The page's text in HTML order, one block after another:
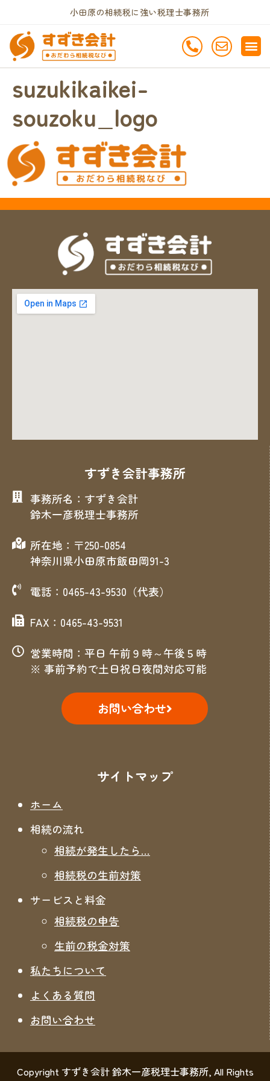
小田原の相続税に強い税理士事務所
suzukikaikei-
souzoku_logo
すずき会計事務所
事務所名：すずき会計
鈴木一彦税理士事務所
所在地：〒250-0854
神奈川県小田原市飯田岡91-3
電話：0465-43-9530（代表）
FAX：0465-43-9531
営業時間：平日 午前９時～午後５時
※ 事前予約で土日祝日夜間対応可能
お問い合わせ
サイトマップ
ホーム
相続の流れ
相続が発生したら…
相続税の生前対策
サービスと料金
相続税の申告
生前の税金対策
私たちについて
よくある質問
お問い合わせ
Copyright すずき会計 鈴木一彦税理士事務所, All Rights